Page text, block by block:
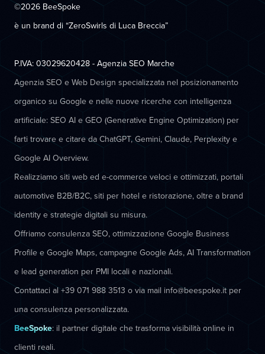
©2026 BeeSpoke
è un brand di “ZeroSwirls di Luca Breccia”
P.IVA: 03029620428 - Agenzia SEO Marche
Agenzia SEO e Web Design specializzata nel posizionamento
organico su Google e nelle nuove ricerche con intelligenza
artificiale: SEO AI e GEO (Generative Engine Optimization) per
farti trovare e citare da ChatGPT, Gemini, Claude, Perplexity e
Google AI Overview.
Realizziamo siti web ed e-commerce veloci e ottimizzati, portali
automotive B2B/B2C, siti per hotel e ristorazione, oltre a brand
identity e strategie digitali su misura.
Offriamo consulenza SEO, ottimizzazione Google Business
Profile e Google Maps, campagne Google Ads, AI Transformation
e lead generation per PMI locali e nazionali.
Contattaci al +39 071 988 3513 o via mail info@beespoke.it per
una consulenza personalizzata.
BeeSpoke: il partner digitale che trasforma visibilità online in
clienti reali.